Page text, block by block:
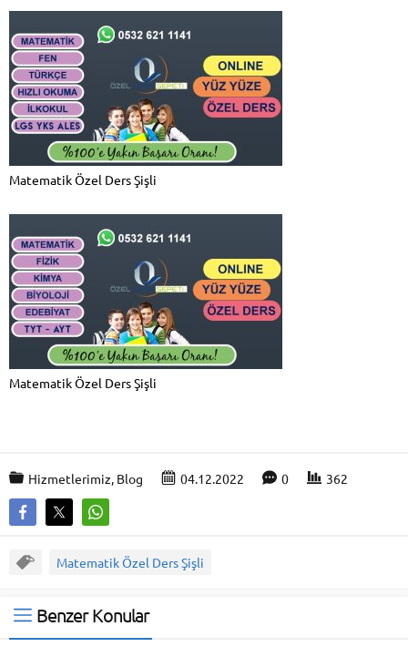
Matematik Özel Ders Şişli
Matematik Özel Ders Şişli
Hizmetlerimiz, Blog 04.12.2022 0 362
Matematik Özel Ders Şişli
Benzer Konular